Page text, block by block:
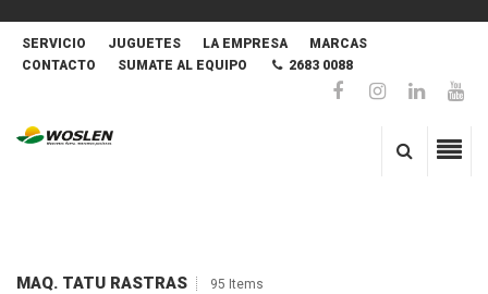
SERVICIO JUGUETES LA EMPRESA
MARCAS
CONTACTO
SUMATE AL EQUIPO 2683 0088
MAQ. TATU RASTRAS 95 Items